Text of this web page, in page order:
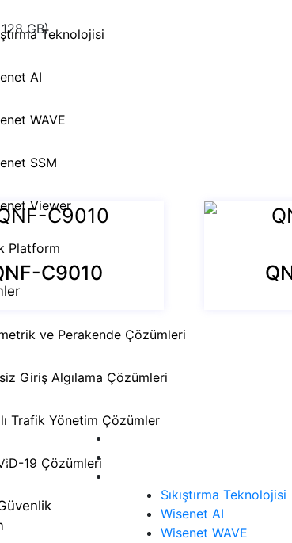
Teknolojisi
AI
WAVE
SSM
Viewer
Platform
ve Perakende Çözümleri
Giriş Algılama Çözümleri
Trafik Yönetim Çözümleri
19 Çözümleri
GB)
C9010
Menü
Sıkıştırma Teknolojisi
Wisenet AI
Wisenet WAVE